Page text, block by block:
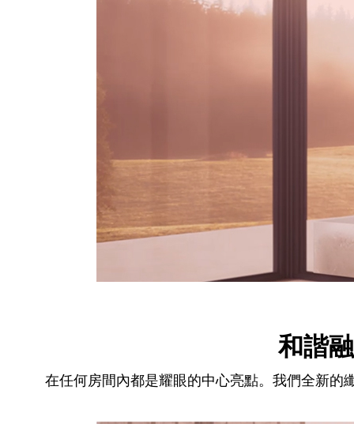
和諧
在任何房間內都是耀眼的中心亮點。我們全新